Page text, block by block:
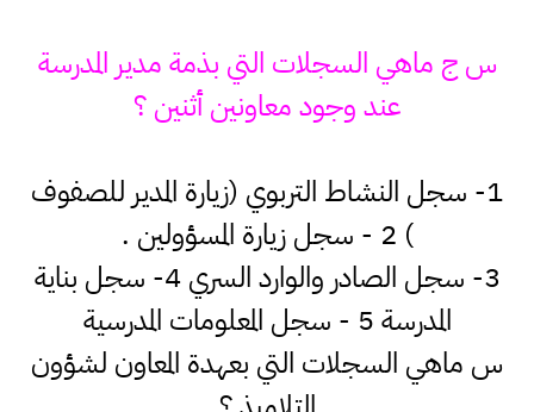
س ج ماهي السجلات التي بذمة مدير المدرسة
عند وجود معاونين أثنين ؟
1- سجل النشاط التربوي (زيارة المدير للصفوف
) 2 - سجل زيارة المسؤولين .
3- سجل الصادر والوارد السري 4- سجل بناية
المدرسة 5 - سجل المعلومات المدرسية
س ماهي السجلات التي بعهدة المعاون لشؤون